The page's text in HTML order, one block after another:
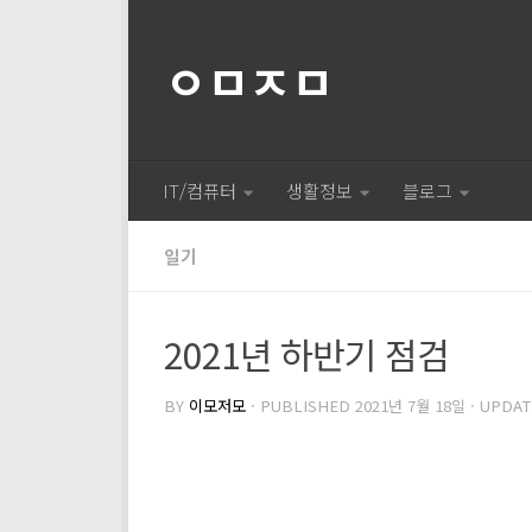
ㅇㅁㅈㅁ
IT/컴퓨터 생활정보 블로그
일기
2021년 하반기 점검
BY 이모저모 · PUBLISHED 2021년 7월 18일 ·